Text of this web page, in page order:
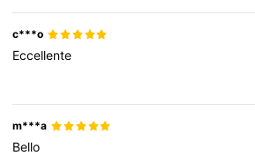
c***o
Eccellente
m***a
Bello